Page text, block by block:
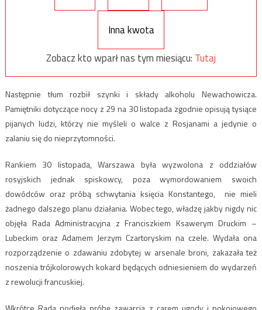
Inna kwota
Zobacz kto wparł nas tym miesiącu: Tutaj
Następnie tłum rozbił szynki i składy alkoholu Newachowicza.
Pamiętniki dotyczące nocy z 29 na 30 listopada zgodnie opisują tysiące
pijanych ludzi, którzy nie myśleli o walce z Rosjanami a jedynie o
zalaniu się do nieprzytomności.
Rankiem 30 listopada, Warszawa była wyzwolona z oddziałów
rosyjskich jednak spiskowcy, poza wymordowaniem swoich
dowódców oraz próbą schwytania księcia Konstantego, nie mieli
żadnego dalszego planu działania. Wobec tego, władzę jakby nigdy nic
objęła Rada Administracyjna z Franciszkiem Ksawerym Druckim –
Lubeckim oraz Adamem Jerzym Czartoryskim na czele. Wydała ona
rozporządzenie o zdawaniu zdobytej w arsenale broni, zakazała też
noszenia trójkolorowych kokard będących odniesieniem do wydarzeń
z rewolucji francuskiej.